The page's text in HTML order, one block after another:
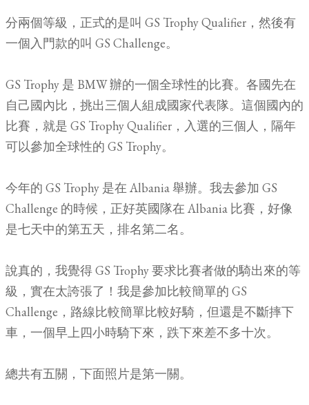
分兩個等級，正式的是叫 GS Trophy Qualifier，然後有
一個入門款的叫 GS Challenge。
GS Trophy 是 BMW 辦的一個全球性的比賽。各國先在
自己國內比，挑出三個人組成國家代表隊。這個國內的
比賽，就是 GS Trophy Qualifier，入選的三個人，隔年
可以參加全球性的 GS Trophy。
今年的 GS Trophy 是在 Albania 舉辦。我去參加 GS
Challenge 的時候，正好英國隊在 Albania 比賽，好像
是七天中的第五天，排名第二名。
說真的，我覺得 GS Trophy 要求比賽者做的騎出來的等
級，實在太誇張了！我是參加比較簡單的 GS
Challenge，路線比較簡單比較好騎，但還是不斷摔下
車，一個早上四小時騎下來，跌下來差不多十次。
總共有五關，下面照片是第一關。